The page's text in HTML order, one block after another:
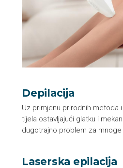
Depilacija
Uz primjenu prirodnih metoda
tijela ostavljajući glatku i
dugotrajno problem za mnoge
Laserska epilacija